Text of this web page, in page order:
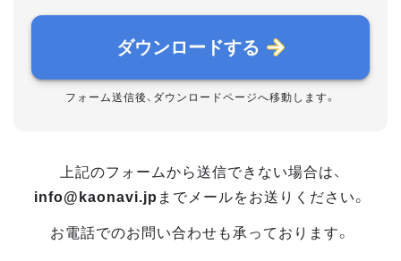
ダウンロードする
フォーム送信後、ダウンロードページへ移動します。
上記のフォームから送信できない場合は、
info@kaonavi.jp までメールをお送りください。
お電話でのお問い合わせも承っております。